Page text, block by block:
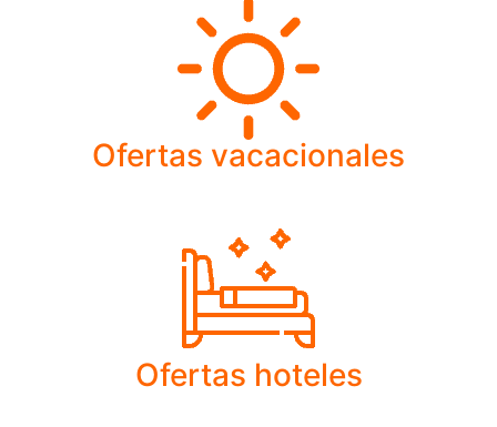
Ofertas vacacionales
Ofertas hoteles